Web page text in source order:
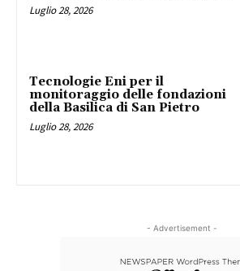
Luglio 28, 2026
Tecnologie Eni per il
monitoraggio delle fondazioni
della Basilica di San Pietro
Luglio 28, 2026
- Advertisement -